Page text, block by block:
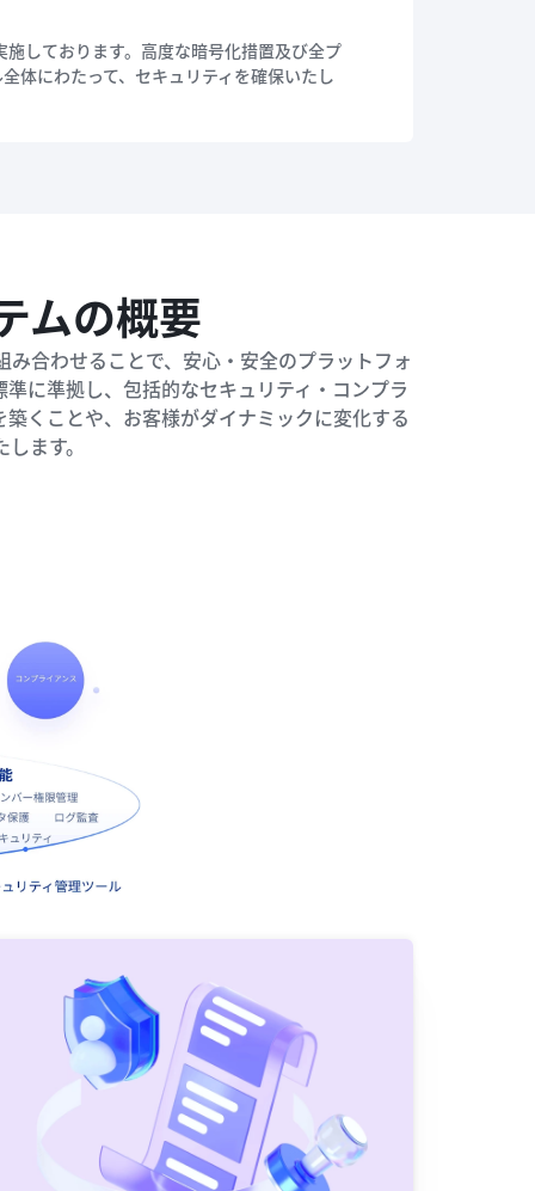
しております。高度な暗号化措置及び全プ
体にわたって、セキュリティを確保いたし
ムの概要
合わせることで、安心・安全のプラットフォ
に準拠し、包括的なセキュリティ・コンプラ
くことや、お客様がダイナミックに変化する
ます。